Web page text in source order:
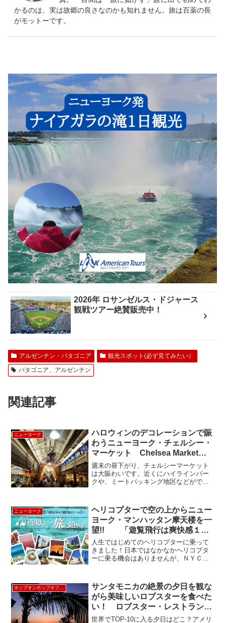
かるのは、実は故郷の良さなのかも知れません。旅は百薬の長
がモットーです。
2026年 ロサンゼルス・ドジャース
観戦ツアー絶賛販売中！
アルゼンチン・パタゴニア
観光スポット(必ず見てみたい）
パタゴニア、アルゼンチン
関連記事
ニューヨーク
ハロウィンのデコレーションで賑
わうニューヨーク・チェルシー・
マーケット Chelsea Market
New York
週末の昼下がり、チェルシーマーケット
は大賑わいです。近くにハイラインパー
クや、ミートパッキング地区などができ
うですね。いたるところでハロウィンの
デコレーションが施されて...
ニューヨーク
ヘリコプターで空の上からニュー
ヨーク・マンハッタン摩天楼を一
望!! 「遊覧飛行は爽快感１０
０％！」
人生ではじめてのヘリコプターに乗って
きました！日本ではなかなかヘリコプタ
ーに乗る機会はありませんが、ＮＹＣで
年新しく購入しただけあって、ヘリコプ
ターの中もとっても綺麗で...
ホップオンホップオフLA
サンタモニカの絶景の夕日を観な
がら美味しいロブスターを食べた
い！ ロブスター・レストランで
決まり！ LOBSTER《ホップオン
世界でTOP-10に入る夕日はどこ？アメリ